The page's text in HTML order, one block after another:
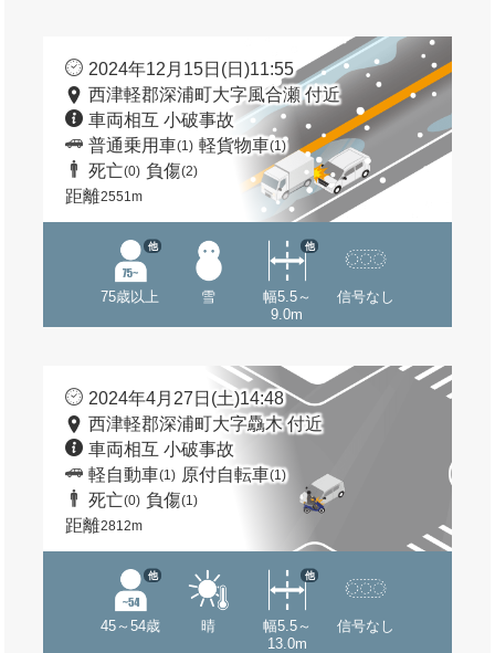
2024年12月15日(日)11:55
西津軽郡深浦町大字風合瀬 付近
車両相互 小破事故
普通乗用車(1) 軽貨物車(1)
死亡(0) 負傷(2)
距離2551m
75歳以上
他
雪
幅5.5～
9.0m
他
信号なし
2024年4月27日(土)14:48
西津軽郡深浦町大字驫木 付近
車両相互 小破事故
軽自動車(1) 原付自転車(1)
死亡(0) 負傷(1)
距離2812m
45～54歳
他
晴
幅5.5～
13.0m
他
信号なし